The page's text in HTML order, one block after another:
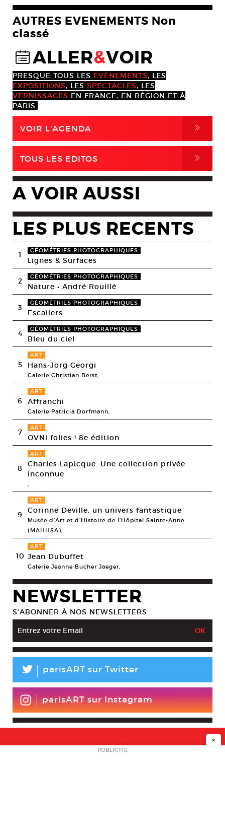
AUTRES EVENEMENTS Non
classé
@ALLER&VOIR
PRESQUE TOUS LES ÉVÈNEMENTS, LES
EXPOSITIONS, LES SPECTACLES, LES
VERNISSAGES EN FRANCE, EN RÉGION ET À
PARIS.
VOIR L'AGENDA ,
TOUS LES EDITOS ,
A VOIR AUSSI
LES PLUS RECENTS
1 GÉOMÉTRIES PHOTOGRAPHIQUES
Lignes & Surfaces
2 GÉOMÉTRIES PHOTOGRAPHIQUES
Nature • André Rouillé
3 GÉOMÉTRIES PHOTOGRAPHIQUES
Escaliers
4 GÉOMÉTRIES PHOTOGRAPHIQUES
Bleu du ciel
5
ART
Hans-Jörg Georgi
Galerie Christian Berst,
6
ART
Affranchi
Galerie Patricia Dorfmann,
7 ART
OVNi folies ! 8e édition
8
ART
Charles Lapicque. Une collection privée
inconnue
,
9
ART
Corinne Deville, un univers fantastique
Musée d’Art et d’Histoire de l’Hôpital Sainte-Anne
(MAHHSA),
10
ART
Jean Dubuffet
Galerie Jeanne Bucher Jaeger,
NEWSLETTER
S’ABONNER À NOS NEWSLETTERS
L parisART sur Twitter
parisART sur Instagram
NEWSLETTER
×
PUBLICITÉ